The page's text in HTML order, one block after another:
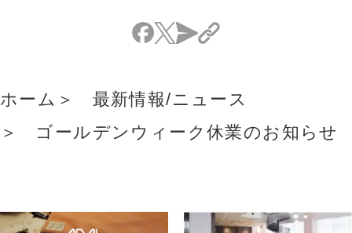
ホーム
最新情報/ニュース
ゴールデンウィーク休業のお知らせ